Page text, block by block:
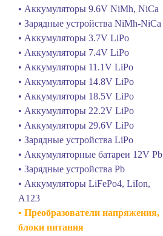
• Аккумуляторы 9.6V NiMh, NiCa
• Зарядные устройства NiMh-NiCa
• Аккумуляторы 3.7V LiPo
• Аккумуляторы 7.4V LiPo
• Аккумуляторы 11.1V LiPo
• Аккумуляторы 14.8V LiPo
• Аккумуляторы 18.5V LiPo
• Аккумуляторы 22.2V LiPo
• Аккумуляторы 29.6V LiPo
• Зарядные устройства LiPo
• Аккумуляторные батареи 12V Pb
• Зарядные устройства Pb
• Аккумуляторы LiFePo4, LiIon,
A123
• Преобразователи напряжения,
блоки питания